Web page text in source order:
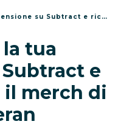
e ricevi in regalo il merch di Ed Sheeran
tua
e
merch di